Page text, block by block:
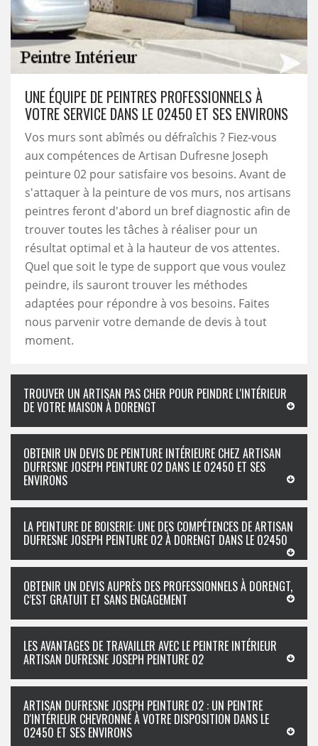
UNE ÉQUIPE DE PEINTRES PROFESSIONNELS À
VOTRE SERVICE DANS LE 02450 ET SES ENVIRONS
Vos murs sont abîmés ou défraîchis ? Fiez-vous
aux compétences de Artisan Dufresne Joseph
peinture 02 pour satisfaire vos besoins. Avant de
s'attaquer à la peinture de vos murs, nos artisans
peintres feront d'abord un bref diagnostic afin de
trouver toutes les tâches à réaliser pour un
résultat optimal et à la hauteur de vos attentes.
Quel que soit le type de support que vous voulez
peindre, ils sauront trouver les méthodes
adaptées pour répondre à vos besoins. Faites
nous parvenir votre demande de devis à tout
moment.
TROUVER UN ARTISAN PAS CHER POUR PEINDRE L'INTÉRIEUR
DE VOTRE MAISON À DORENGT
OBTENIR UN DEVIS DE PEINTURE INTÉRIEURE CHEZ ARTISAN
DUFRESNE JOSEPH PEINTURE 02 DANS LE 02450 ET SES
ENVIRONS
LA PEINTURE DE BOISERIE: UNE DES COMPÉTENCES DE ARTISAN
DUFRESNE JOSEPH PEINTURE 02 À DORENGT DANS LE 02450
OBTENIR UN DEVIS AUPRÈS DES PROFESSIONNELS À DORENGT,
C’EST GRATUIT ET SANS ENGAGEMENT
LES AVANTAGES DE TRAVAILLER AVEC LE PEINTRE INTÉRIEUR
ARTISAN DUFRESNE JOSEPH PEINTURE 02
ARTISAN DUFRESNE JOSEPH PEINTURE 02 : UN PEINTRE
D'INTÉRIEUR CHEVRONNÉ À VOTRE DISPOSITION DANS LE
02450 ET SES ENVIRONS